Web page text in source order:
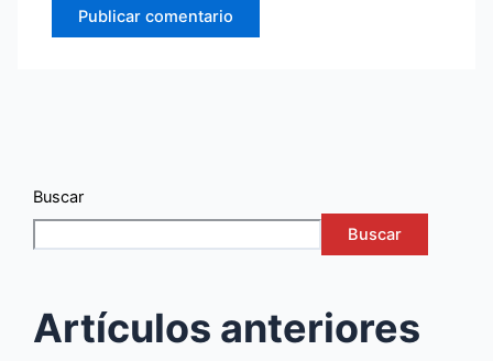
Buscar
Buscar
Artículos anteriores